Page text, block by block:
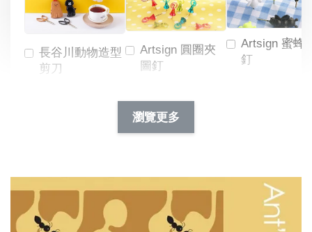
長谷川動物造型
剪刀
Artsign 圓圈夾
圖釘
NT$ 19.00
NT$ 66.00
Artsign 蜜蜂
釘
加入購物車
瀏覽更多